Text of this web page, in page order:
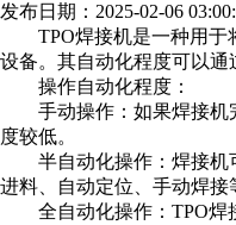
发布日期：2025-02-06
TPO焊接机是一种用于
设备。其自动化程度可以通
操作自动化程度：
手动操作：如果焊接机
度较低。
半自动化操作：焊接机
进料、自动定位、手动焊接
全自动化操作：TPO焊